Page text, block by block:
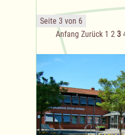
Seite 3 von 6
Anfang Zurück 1 2 3